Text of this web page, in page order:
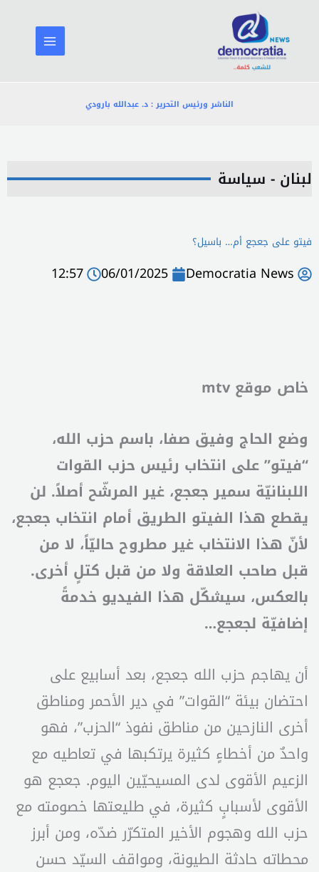
المحتوى
الناشر ورئيس التحرير : د. عبدالله بارودي
لبنان - سياسة
فيتو على جعجع أم… باسيل؟
Democratia News
06/01/2025
12:57
خاص موقع mtv
وضع الحاج وفيق صفا، باسم حزب الله،
“فيتو” على انتخاب رئيس حزب القوات
اللبنانيّة سمير جعجع، غير المرشّح أصلاً. لن
يقطع هذا الفيتو الطريق أمام انتخاب جعجع،
لأنّ هذا الانتخاب غير مطروح حاليّاً، لا من
قبل صاحب العلاقة ولا من قبل كتلٍ أخرى.
بالعكس، سيشكّل هذا الفيديو خدمةً
إضافيّة لجعجع…
أن يهاجم حزب الله جعجع، بعد أسابيع على
احتضان بيئة “القوات” في دير الأحمر ومناطق
أخرى النازحين من مناطق نفوذ “الحزب”، فهو
واحدٌ من أخطاءٍ كثيرة يرتكبها في تعاطيه مع
الزعيم الأقوى لدى المسيحيّين اليوم. جعجع هو
الأقوى لأسبابٍ كثيرة، في طليعتها خصومته مع
حزب الله وهجوم الأخير المتكرّر ضدّه، ومن أبرز
محطاته حادثة الطيونة، ومواقف السيّد حسن